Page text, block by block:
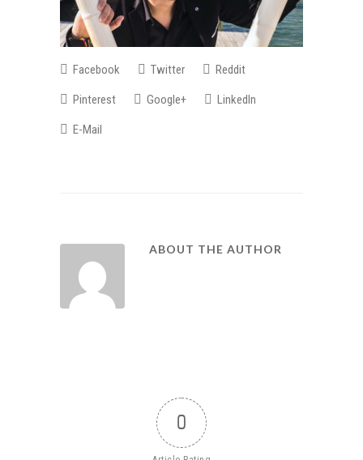
Facebook Twitter Reddit
Pinterest Google+ LinkedIn
E-Mail
ABOUT THE AUTHOR
0